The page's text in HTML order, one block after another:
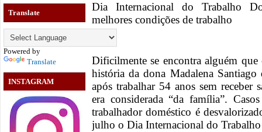
Translate
Powered by
Translate
INSTAGRAM
Dia Internacional do Trabalho
melhores condições de trabalho
Dificilmente se encontra alguém
história da dona Madalena
após trabalhar 54 anos sem receber
era considerada “da família”.
trabalhador doméstico é
julho o Dia Internacional do